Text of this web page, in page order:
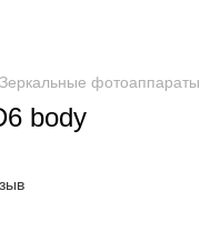
Зеркальные фотоаппараты
body